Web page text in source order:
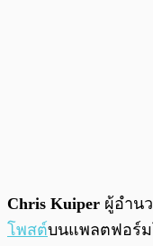
Chris Kuiper ผู้อำน
โพสต์บนแพลตฟอร์ม